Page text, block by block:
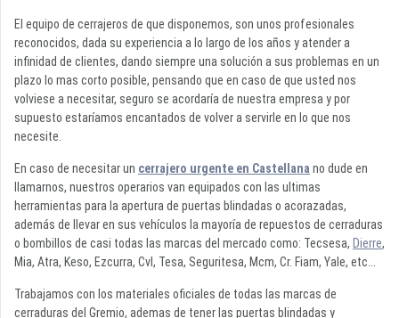
El equipo de cerrajeros de que disponemos, son unos profesionales
reconocidos, dada su experiencia a lo largo de los años y atender a
infinidad de clientes, dando siempre una solución a sus problemas en un
plazo lo mas corto posible, pensando que en caso de que usted nos
volviese a necesitar, seguro se acordaría de nuestra empresa y por
supuesto estaríamos encantados de volver a servirle en lo que nos
necesite.
En caso de necesitar un cerrajero urgente en Castellana no dude en
llamarnos, nuestros operarios van equipados con las ultimas
herramientas para la apertura de puertas blindadas o acorazadas,
además de llevar en sus vehículos la mayoría de repuestos de cerraduras
o bombillos de casi todas las marcas del mercado como: Tecsesa, Dierre,
Mia, Atra, Keso, Ezcurra, Cvl, Tesa, Seguritesa, Mcm, Cr. Fiam, Yale, etc...
Trabajamos con los materiales oficiales de todas las marcas de
cerraduras del Gremio, ademas de tener las puertas blindadas y